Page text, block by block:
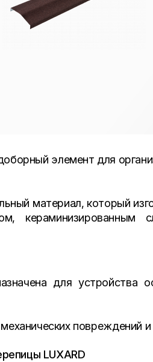
элемент для
материал, который
кераминизированным
для устройства
повреждений
LUXARD